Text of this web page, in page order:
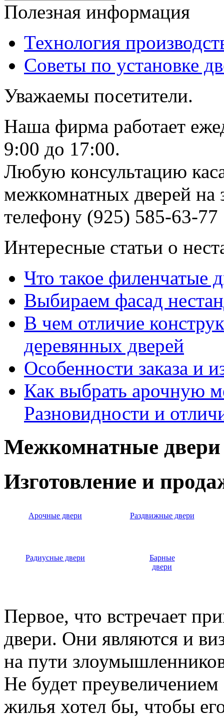
Полезная информация
Технология
Советы по установке
Уважаемы посетители.
Наша фирма работает
9:00 до 17:00.
Любую консультацию
межкомнатных дверей на
телефону (925) 585-63-77
Интересные статьи о
Что такое филенчатые
Выбираем фасад
В чем отличие
деревянных дверей
Особенности заказа и
Как выбрать арочную
Разновидности и
Межкомнатные двери
Изготовление и
Арочные двери Раздвижные двери
Радиусные двери
Барные
двери
Первое, что встречает
двери. Они являются и
на пути
Не будет
жилья хотел бы, чтобы